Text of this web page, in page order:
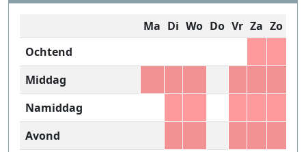
Ma Di Wo Do Vr Za Zo
Ochtend
Middag
Namiddag
Avond